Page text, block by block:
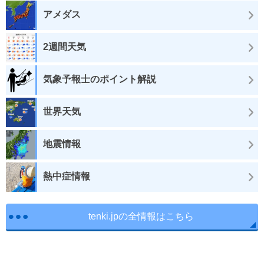
アメダス
2週間天気
気象予報士のポイント解説
世界天気
地震情報
熱中症情報
tenki.jpの全情報はこちら